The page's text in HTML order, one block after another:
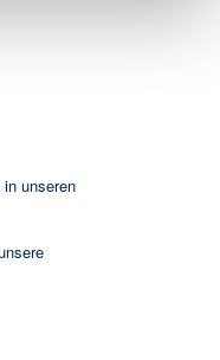
unseren